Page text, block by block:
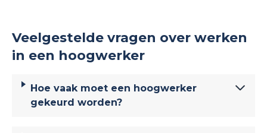
Veelgestelde vragen over werken
in een hoogwerker
Hoe vaak moet een hoogwerker
gekeurd worden?